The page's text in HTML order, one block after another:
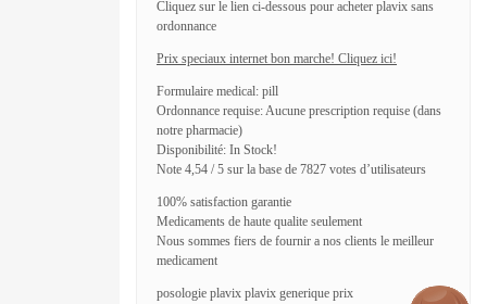
Cliquez sur le lien ci-dessous pour acheter plavix sans
ordonnance
Prix speciaux internet bon marche! Cliquez ici!
Formulaire medical: pill
Ordonnance requise: Aucune prescription requise (dans
notre pharmacie)
Disponibilité: In Stock!
Note 4,54 / 5 sur la base de 7827 votes d’utilisateurs
100% satisfaction garantie
Medicaments de haute qualite seulement
Nous sommes fiers de fournir a nos clients le meilleur
medicament
posologie plavix plavix generique prix